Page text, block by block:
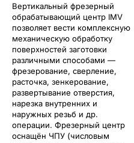
Вертикальный фрезерный
обрабатывающий центр IMV
позволяет вести комплексную
механическую обработку
поверхностей заготовки
различными способами —
фрезерование, сверление,
расточка, зенкерование,
развертывание отверстия,
нарезка внутренних и
наружных резьб и др.
операции. Фрезерный центр
оснащён ЧПУ (числовым